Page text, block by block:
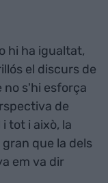
hi ha igualtat,
el discurs de
no s'hi esforça
de
tot i això, la
que la dels
em va dir